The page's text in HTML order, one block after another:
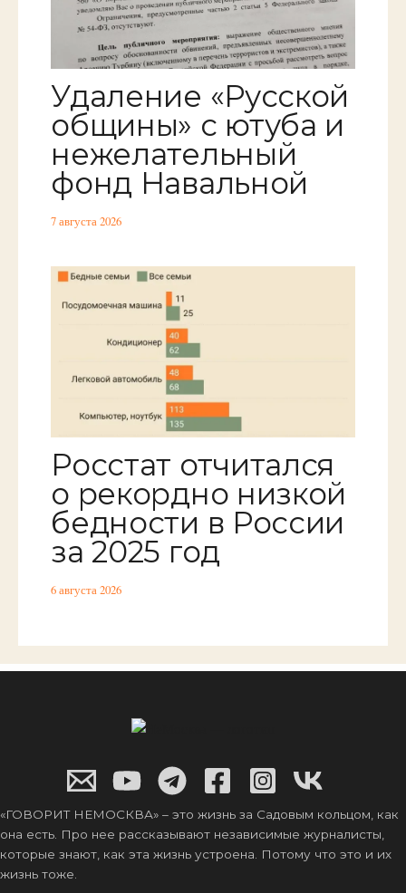
Удаление «Русской
общины» с ютуба и
нежелательный
фонд Навальной
7 августа 2026
Росстат отчитался
о рекордно низкой
бедности в России
за 2025 год
6 августа 2026
«ГОВОРИТ НЕМОСКВА» – это жизнь за Садовым кольцом, как
она есть. Про нее рассказывают независимые журналисты,
которые знают, как эта жизнь устроена. Потому что это и их
жизнь тоже.